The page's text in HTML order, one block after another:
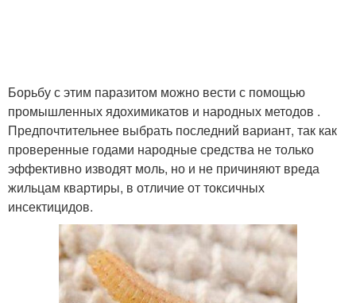
Борьбу с этим паразитом можно вести с помощью
промышленных ядохимикатов и народных методов .
Предпочтительнее выбрать последний вариант, так как
проверенные годами народные средства не только
эффективно изводят моль, но и не причиняют вреда
жильцам квартиры, в отличие от токсичных
инсектицидов.